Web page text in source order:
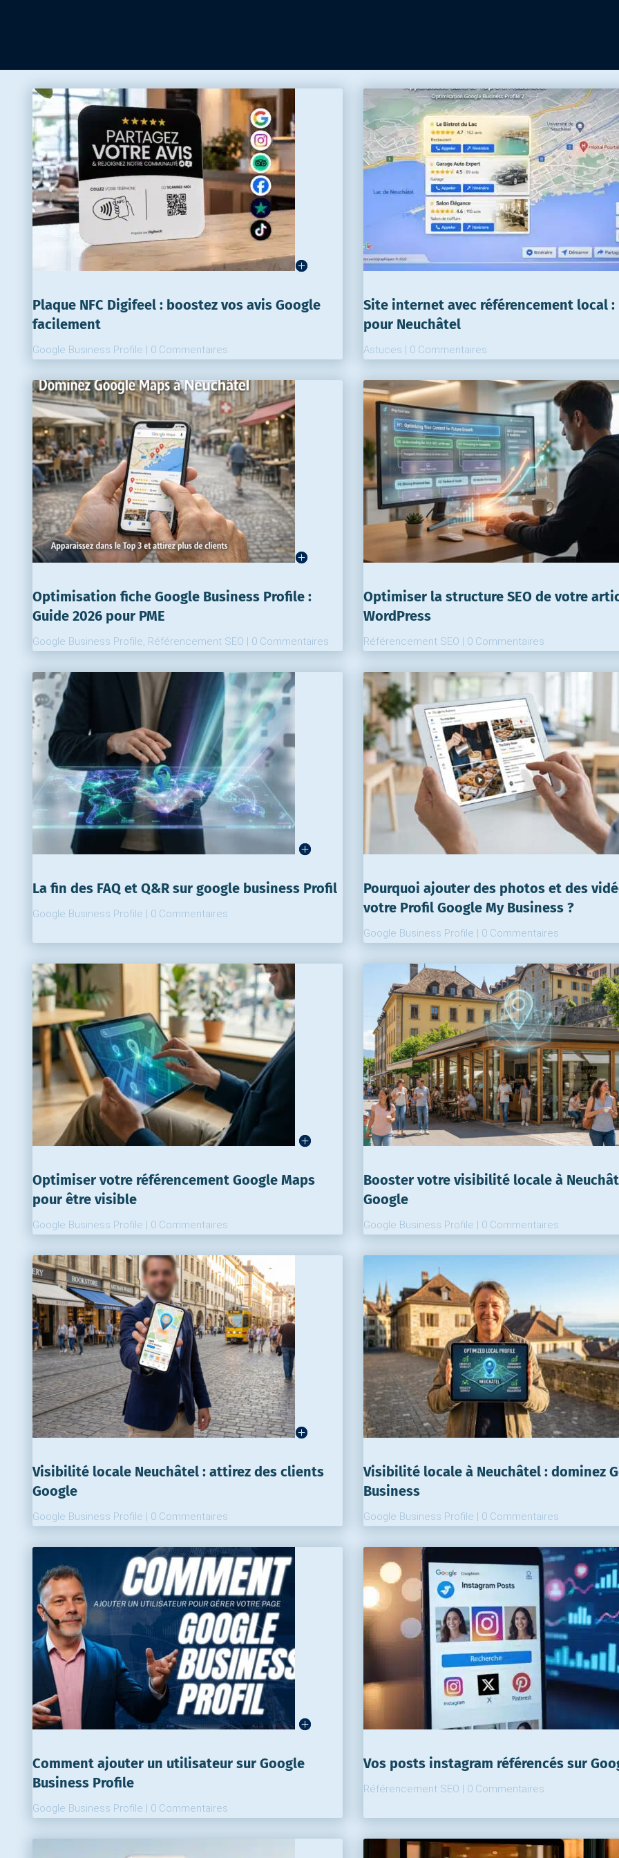
Plaque NFC Digifeel : boostez vos avis Google
facilement
Google Business Profile | 0 Commentaires
Site internet avec référencement local :
pour Neuchâtel
Astuces | 0 Commentaires
Optimisation fiche Google Business Profile :
Guide 2026 pour PME
Google Business Profile, Référencement SEO | 0 Commentaires
Optimiser la structure SEO de votre
WordPress
Référencement SEO | 0 Commentaires
La fin des FAQ et Q&R sur google business Profil
Google Business Profile | 0 Commentaires
Pourquoi ajouter des photos et des
votre Profil Google My Business ?
Google Business Profile | 0 Commentaires
Optimiser votre référencement Google Maps
pour être visible
Google Business Profile | 0 Commentaires
Booster votre visibilité locale à
Google
Google Business Profile | 0 Commentaires
Visibilité locale Neuchâtel : attirez des clients
Google
Google Business Profile | 0 Commentaires
Visibilité locale à Neuchâtel : dominez
Business
Google Business Profile | 0 Commentaires
Comment ajouter un utilisateur sur Google
Business Profile
Google Business Profile | 0 Commentaires
Vos posts instagram référencés sur
Référencement SEO | 0 Commentaires